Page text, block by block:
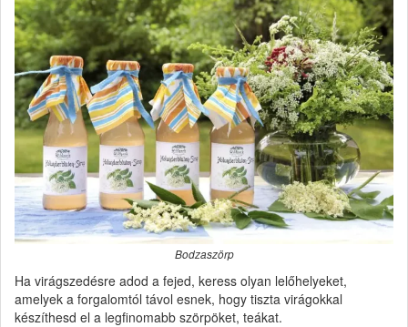
Bodzaszörp
Ha virágszedésre adod a fejed, keress olyan lelőhelyeket,
amelyek a forgalomtól távol esnek, hogy tiszta virágokkal
készíthesd el a legfinomabb szörpöket, teákat.